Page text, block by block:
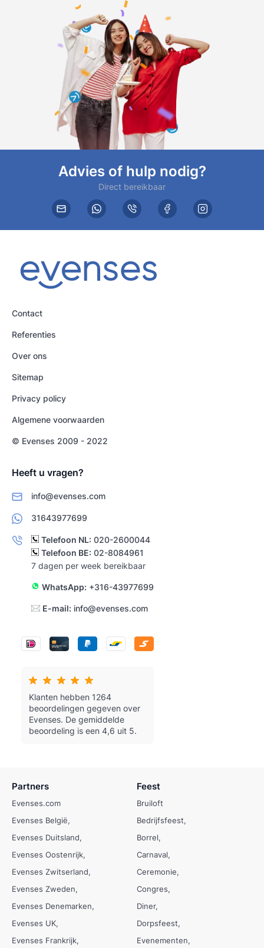
Advies of hulp nodig?
Direct bereikbaar
Contact
Referenties
Over ons
Sitemap
Privacy policy
Algemene voorwaarden
© Evenses 2009 - 2022
Heeft u vragen?
info@evenses.com
31643977699
Telefoon NL: 020-2600044
Telefoon BE: 02-8084961
7 dagen per week bereikbaar
WhatsApp: +316-43977699
E-mail: info@evenses.com
Klanten hebben 1264
beoordelingen gegeven over
Evenses. De gemiddelde
beoordeling is een 4,6 uit 5.
Partners
Evenses.com
Evenses België
Evenses Duitsland
Evenses Oostenrijk
Evenses Zwitserland
Evenses Zweden
Evenses Denemarken
Evenses UK
Evenses Frankrijk
Feest
Bruiloft
Bedrijfsfeest
Borrel
Carnaval
Ceremonie
Congres
Diner
Dorpsfeest
Evenementen